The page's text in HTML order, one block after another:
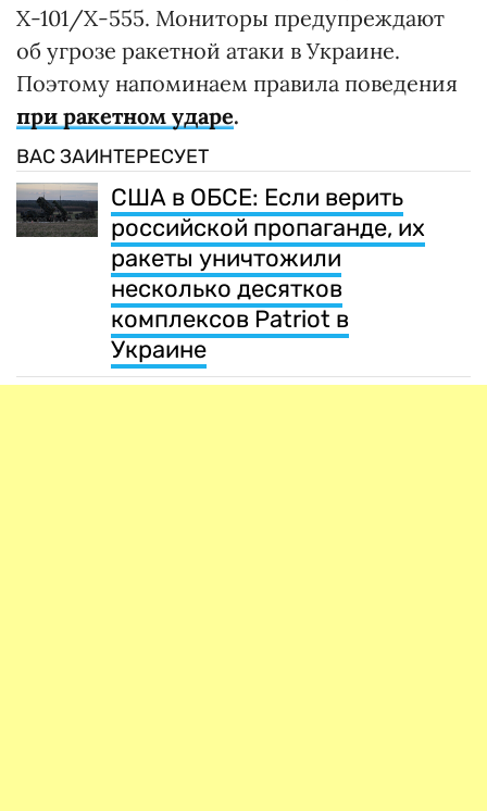
Х-101/Х-555. Мониторы предупреждают
об угрозе ракетной атаки в Украине.
Поэтому напоминаем правила поведения
при ракетном ударе.
ВАС ЗАИНТЕРЕСУЕТ
США в ОБСЕ: Если верить
российской пропаганде, их
ракеты уничтожили
несколько десятков
комплексов Patriot в
Украине